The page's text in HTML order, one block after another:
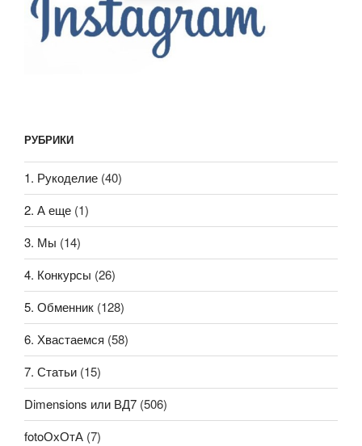
РУБРИКИ
1. Рукоделие (40)
2. А еще (1)
3. Мы (14)
4. Конкурсы (26)
5. Обменник (128)
6. Хвастаемся (58)
7. Статьи (15)
Dimensions или ВД7 (506)
fotoОхОтА (7)